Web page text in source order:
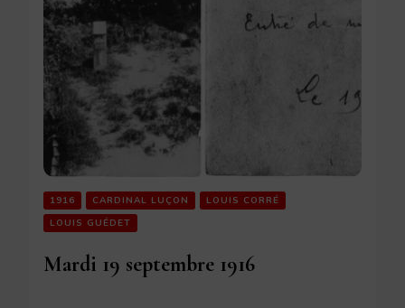
1916 CARDINAL LUÇON
LOUIS CORRÉ
LOUIS GUÉDET
Mardi 19 septembre 1916